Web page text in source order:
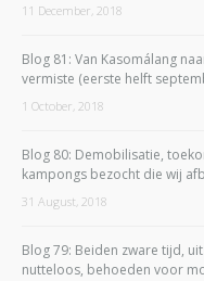
11 December, 2018
Blog 81: Van Kasomálang
vermiste (eerste helft
1 October, 2018
Blog 80: Demobilisatie,
kampongs bezocht die wij
31 August, 2018
Blog 79: Beiden zware tijd,
nutteloos, behoeden voor